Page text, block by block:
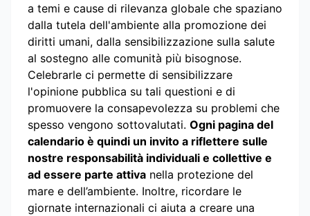
a temi e cause di rilevanza globale che spaziano
dalla tutela dell'ambiente alla promozione dei
diritti umani, dalla sensibilizzazione sulla salute
al sostegno alle comunità più bisognose.
Celebrarle ci permette di sensibilizzare
l'opinione pubblica su tali questioni e di
promuovere la consapevolezza su problemi che
spesso vengono sottovalutati. Ogni pagina del
calendario è quindi un invito a riflettere sulle
nostre responsabilità individuali e collettive e
ad essere parte attiva nella protezione del
mare e dell’ambiente. Inoltre, ricordare le
giornate internazionali ci aiuta a creare una